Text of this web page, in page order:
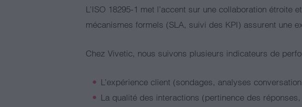
L’ISO 18295-1 met l’accent sur une collaboration
mécanismes formels (SLA, suivi des KPI) assurent une
Chez Vivetic, nous suivons plusieurs indicateurs de
L’expérience client (sondages, analyses
La qualité des interactions (pertinence des